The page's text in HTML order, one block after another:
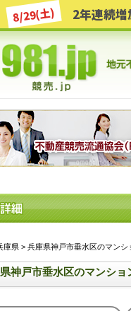
8/29(土)
庫県 > 兵庫県神戸市垂水区のマンシ
神戸市垂水区のマンショ